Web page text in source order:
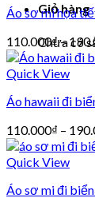
Giỏ hàng
Chưa có
Áo sơ mi họa
110.000₫–
Quick View
Áo hawaii đi
110.000₫ –
Quick View
Áo sơ mi đi